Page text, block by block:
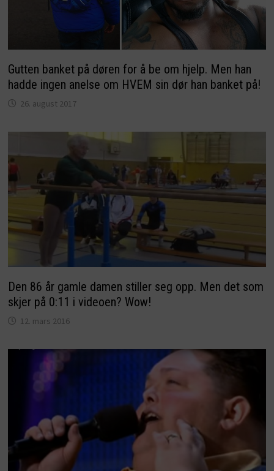
Gutten banket på døren for å be om hjelp. Men han
hadde ingen anelse om HVEM sin dør han banket på!
26. august 2017
Den 86 år gamle damen stiller seg opp. Men det som
skjer på 0:11 i videoen? Wow!
12. mars 2016